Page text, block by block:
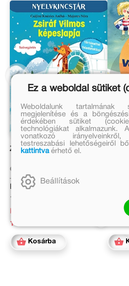
Zsiráf Vilmos képeslapja
Csájiné Knézics Anikó,
Majoros Nóra
Eredeti ár:
1 699 Ft
1 019 Ft
Kosárba
1 999
Ez a weboldal sütiket
Weboldalunk tartalmának
megjelenítése és a
érdekében sütiket
technológiákat alkalmazunk.
vonatkozó
testreszabási lehetőségeiről
kattintvaérhető el.
Beállítások